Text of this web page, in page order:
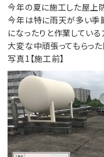
今年の夏に施工した屋上
今年は特に雨天が多い季
になったりと作業してい
大変な中頑張ってもらっ
写真1【施工前】